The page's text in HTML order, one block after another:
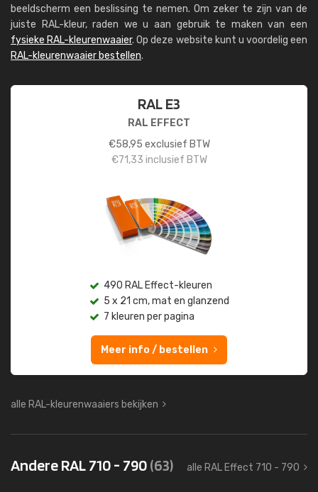
beeldscherm een beslissing te nemen. Om zeker te zijn van de
juiste RAL-kleur, raden we u aan gebruik te maken van een
fysieke RAL-kleurenwaaier. Op deze website kunt u voordelig een
RAL-kleurenwaaier bestellen.
RAL E3
RAL EFFECT
€58,95 exclusief BTW
€71,33 inclusief BTW
490 RAL Effect-kleuren
5 x 21 cm, mat en glanzend
7 kleuren per pagina
Meer info / bestellen
alle RAL-kleurenwaaiers bekijken
Andere RAL 710 - 790(63) alle RAL Effect 710 - 790